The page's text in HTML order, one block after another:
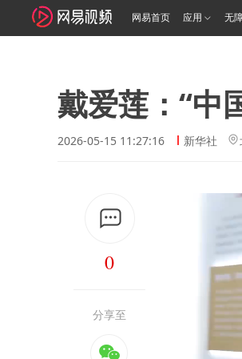
网易首页 应用 无
戴爱莲：“中
2026-05-15 11:27:16 新华社
0
分享至